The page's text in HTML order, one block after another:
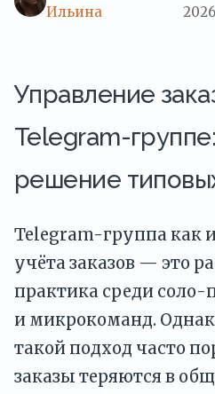
Ильина
2026
Управление
Telegram-
решение
Telegram-группа как
учёта заказов — это
практика среди
и микрокоманд.
такой подход часто
заказы теряются в